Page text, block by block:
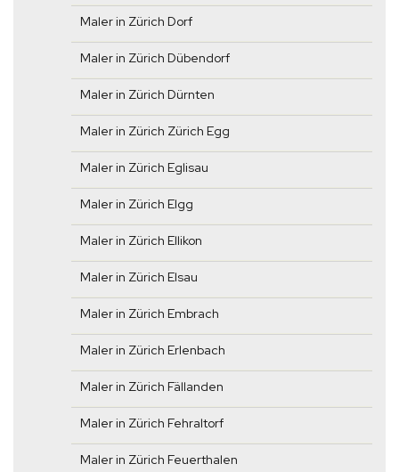
Maler in Zürich Dorf
Maler in Zürich Dübendorf
Maler in Zürich Dürnten
Maler in Zürich Zürich Egg
Maler in Zürich Eglisau
Maler in Zürich Elgg
Maler in Zürich Ellikon
Maler in Zürich Elsau
Maler in Zürich Embrach
Maler in Zürich Erlenbach
Maler in Zürich Fällanden
Maler in Zürich Fehraltorf
Maler in Zürich Feuerthalen